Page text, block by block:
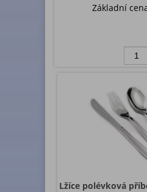
Základní
Lžíce polévková